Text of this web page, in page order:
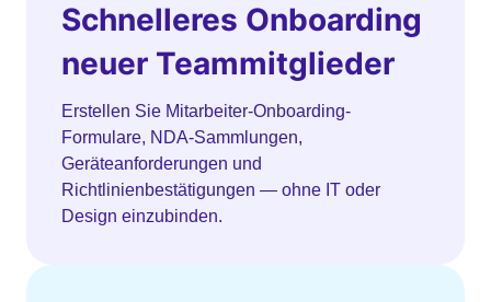
Schnelleres Onboarding
neuer Teammitglieder
Erstellen Sie Mitarbeiter-Onboarding-
Formulare, NDA-Sammlungen,
Geräteanforderungen und
Richtlinienbestätigungen — ohne IT oder
Design einzubinden.